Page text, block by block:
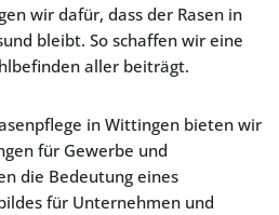
wir dafür, dass der Rasen in
bleibt. So schaffen wir eine
aller beiträgt.
in Wittingen bieten wir
für Gewerbe und
die Bedeutung eines
für Unternehmen und